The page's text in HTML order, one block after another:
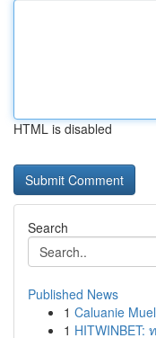
HTML is disabled
Search
Published News
1 Caluanie
1 HITWINBET: